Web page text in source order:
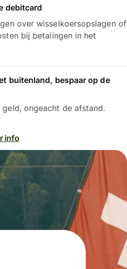
debitcard
over wisselkoersopslagen of
bij betalingen in het
buitenland, bespaar op de
ongeacht de afstand.
info